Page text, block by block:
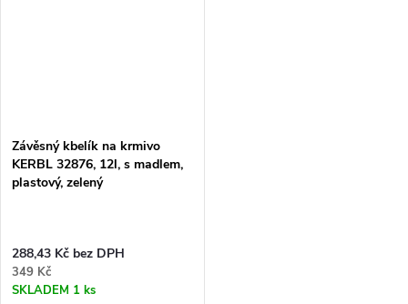
Závěsný kbelík na krmivo
KERBL 32876, 12l, s madlem,
plastový, zelený
288,43 Kč bez DPH
349 Kč
SKLADEM 1 ks